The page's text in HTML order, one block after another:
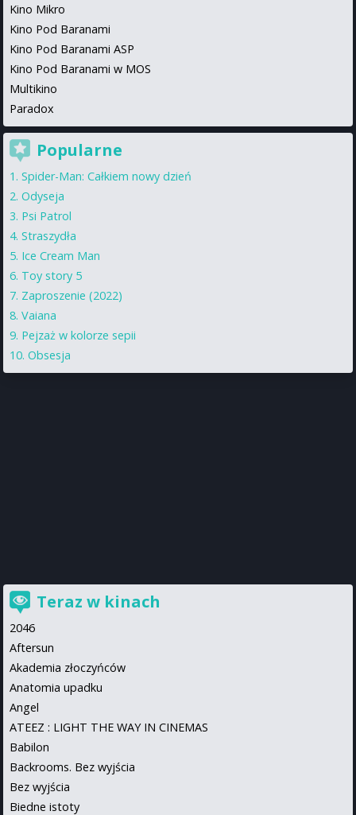
Kino Mikro
Kino Pod Baranami
Kino Pod Baranami ASP
Kino Pod Baranami w MOS
Multikino
Paradox
Popularne
Spider-Man: Całkiem nowy dzień
Odyseja
Psi Patrol
Straszydła
Ice Cream Man
Toy story 5
Zaproszenie (2022)
Vaiana
Pejzaż w kolorze sepii
Obsesja
Teraz w kinach
2046
Aftersun
Akademia złoczyńców
Anatomia upadku
Angel
ATEEZ : LIGHT THE WAY IN CINEMAS
Babilon
Backrooms. Bez wyjścia
Bez wyjścia
Biedne istoty